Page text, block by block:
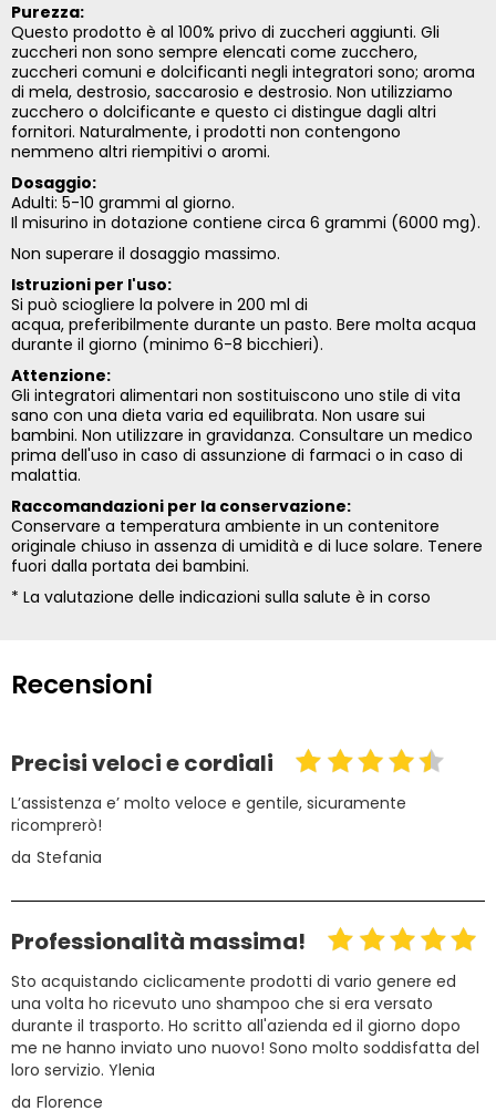
Purezza:
Questo prodotto è al 100% privo di zuccheri aggiunti. Gli
zuccheri non sono sempre elencati come zucchero,
zuccheri comuni e dolcificanti negli integratori sono; aroma
di mela, destrosio, saccarosio e destrosio. Non utilizziamo
zucchero o dolcificante e questo ci distingue dagli altri
fornitori. Naturalmente, i prodotti non contengono
nemmeno altri riempitivi o aromi.
Dosaggio:
Adulti: 5-10 grammi al giorno.
Il misurino in dotazione contiene circa 6 grammi (6000 mg).
Non superare il dosaggio massimo.
Istruzioni per l'uso:
Si può sciogliere la polvere in 200 ml di
acqua, preferibilmente durante un pasto. Bere molta acqua
durante il giorno (minimo 6-8 bicchieri).
Attenzione:
Gli integratori alimentari non sostituiscono uno stile di vita
sano con una dieta varia ed equilibrata. Non usare sui
bambini. Non utilizzare in gravidanza. Consultare un medico
prima dell'uso in caso di assunzione di farmaci o in caso di
malattia.
Raccomandazioni per la conservazione:
Conservare a temperatura ambiente in un contenitore
originale chiuso in assenza di umidità e di luce solare. Tenere
fuori dalla portata dei bambini.
* La valutazione delle indicazioni sulla salute è in corso
Recensioni
Precisi veloci e cordiali
L’assistenza e’ molto veloce e gentile, sicuramente
ricomprerò!
da Stefania
Professionalità massima!
Sto acquistando ciclicamente prodotti di vario genere ed
una volta ho ricevuto uno shampoo che si era versato
durante il trasporto. Ho scritto all'azienda ed il giorno dopo
me ne hanno inviato uno nuovo! Sono molto soddisfatta del
loro servizio. Ylenia
da Florence